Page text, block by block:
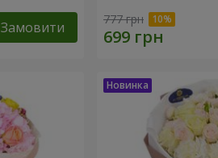
Замовити 777 грн